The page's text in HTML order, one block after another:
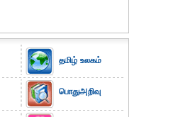
தமிழ் உலகம்
பொதுஅறிவு